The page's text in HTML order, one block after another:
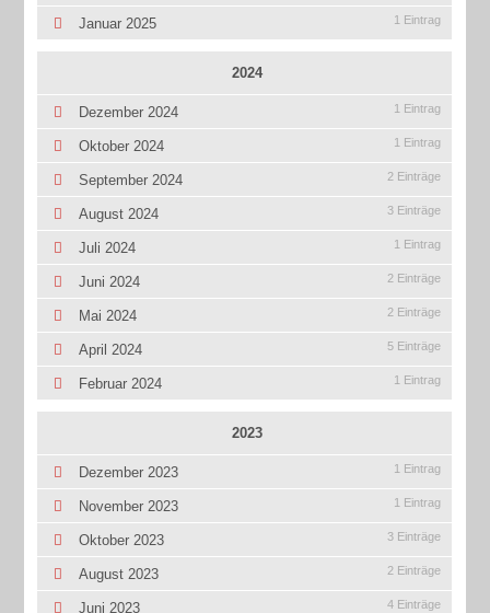
Januar 2025 1 Eintrag
2024
Dezember 2024 1 Eintrag
Oktober 2024 1 Eintrag
September 2024 2 Einträge
August 2024 3 Einträge
Juli 2024 1 Eintrag
Juni 2024 2 Einträge
Mai 2024 2 Einträge
April 2024 5 Einträge
Februar 2024 1 Eintrag
2023
Dezember 2023 1 Eintrag
November 2023 1 Eintrag
Oktober 2023 3 Einträge
August 2023 2 Einträge
Juni 2023 4 Einträge